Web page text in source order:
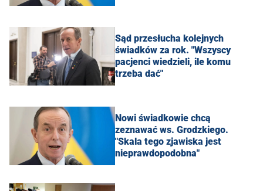
Sąd przesłucha kolejnych
świadków za rok. "Wszyscy
pacjenci wiedzieli, ile komu
trzeba dać"
Nowi świadkowie chcą
zeznawać ws. Grodzkiego.
"Skala tego zjawiska jest
nieprawdopodobna"